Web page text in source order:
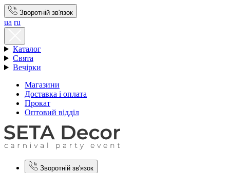
Зворотній зв'язок
ua ru
Каталог
Свята
Вечірки
Магазини
Доставка і оплата
Прокат
Оптовий відділ
Зворотній зв'язок